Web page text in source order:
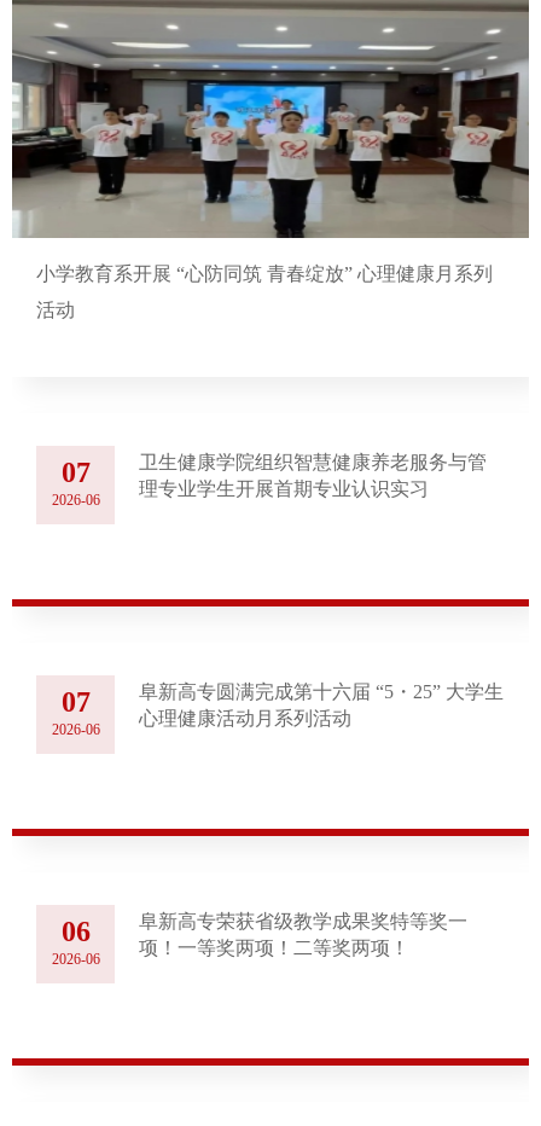
小学教育系开展 “心防同筑 青春绽放” 心理健康月系列
活动
07
2026-06
卫生健康学院组织智慧健康养老服务与管
理专业学生开展首期专业认识实习
07
2026-06
阜新高专圆满完成第十六届 “5・25” 大学生
心理健康活动月系列活动
06
2026-06
阜新高专荣获省级教学成果奖特等奖一
项！一等奖两项！二等奖两项！